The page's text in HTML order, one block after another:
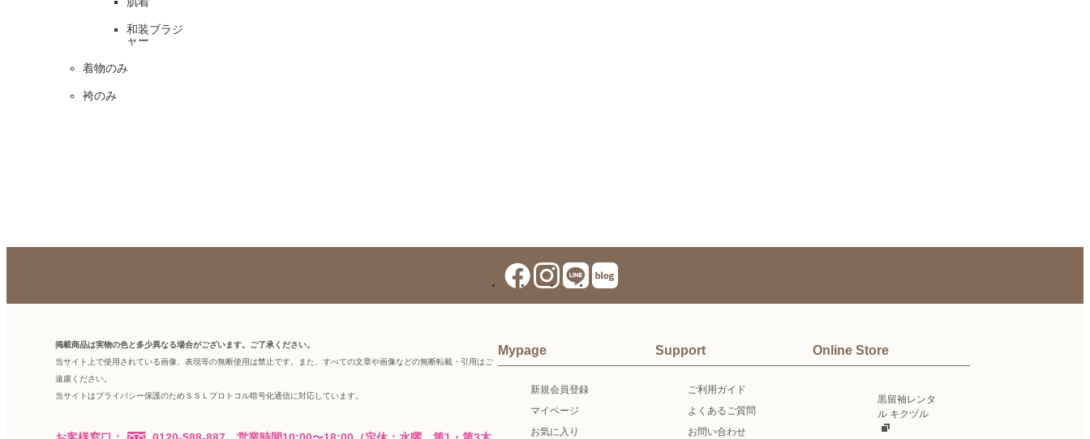
和装ブラジ
ャー
着物のみ
袴のみ
Mypage
新規会員登録
マイページ
お気に入り
Support
ご利用ガイド
よくあるご質問
お問い合わせ
Online Store
黒留袖レンタ
ル キクヅル
掲載商品は実物の色と多少異なる場合がございます。ご了承ください。
当サイト上で使用されている画像、表現等の無断使用は禁止です。また、すべての文章や画像などの無断転載・引用はご
遠慮ください。
当サイトはプライバシー保護のためＳＳＬプロトコル暗号化通信に対応しています。